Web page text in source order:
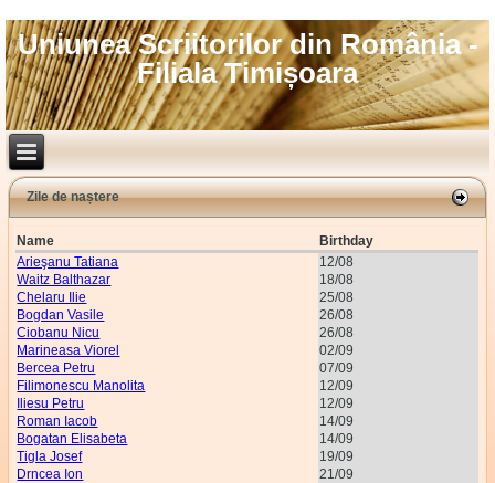
Uniunea Scriitorilor din România -
Filiala Timișoara
Zile de naștere
Name
Birthday
Arieşanu Tatiana
12/08
Waitz Balthazar
18/08
Chelaru Ilie
25/08
Bogdan Vasile
26/08
Ciobanu Nicu
26/08
Marineasa Viorel
02/09
Bercea Petru
07/09
Filimonescu Manolita
12/09
Iliesu Petru
12/09
Roman Iacob
14/09
Bogatan Elisabeta
14/09
Tigla Josef
19/09
Drncea Ion
21/09